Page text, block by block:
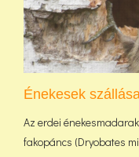
Énekesek
Az erdei
fakopáncs (Dryobates